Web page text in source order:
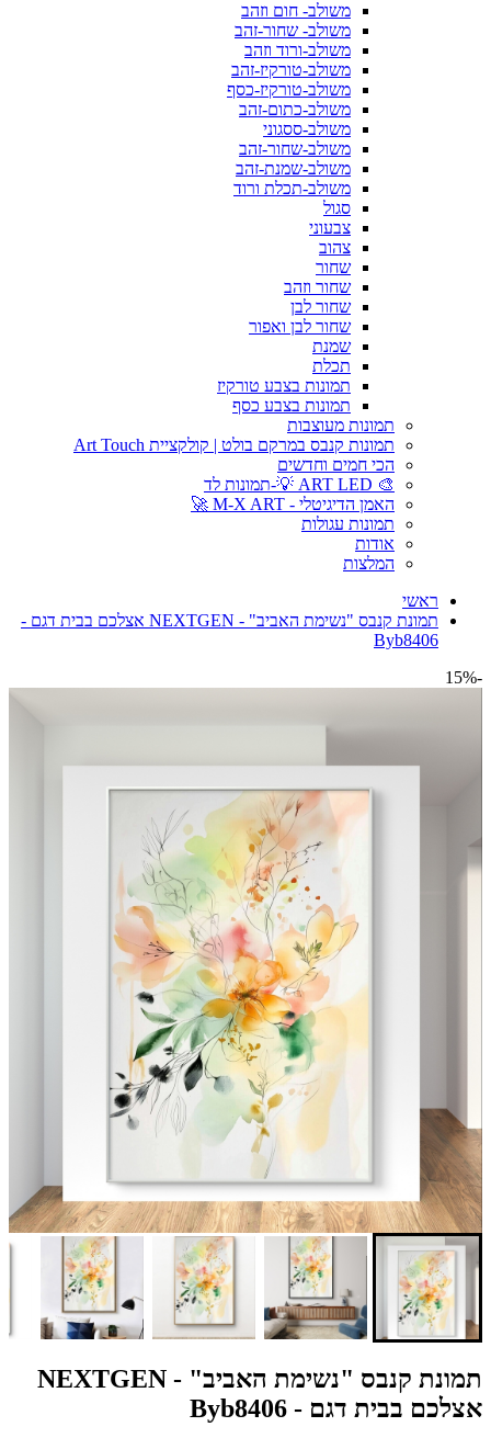
משולב- חום וזהב
משולב- שחור-זהב
משולב-ורוד וזהב
משולב-טורקיז-זהב
משולב-טורקיז-כסף
משולב-כתום-זהב
משולב-ססגוני
משולב-שחור-זהב
משולב-שמנת-זהב
משולב-תכלת ורוד
סגול
צבעוני
צהוב
שחור
שחור וזהב
שחור לבן
שחור לבן ואפור
שמנת
תכלת
תמונות בצבע טורקיז
תמונות בצבע כסף
תמונות מעוצבות
תמונות קנבס במרקם בולט | קולקציית Art Touch
הכי חמים וחדשים
🎨 ART LED 💡-תמונות לד
האמן הדיגיטלי - M-X ART 🚀
תמונות עגולות
אודות
המלצות
ראשי
תמונת קנבס "נשימת האביב" - NEXTGEN אצלכם בבית דגם -
Byb8406
-15%
תמונת קנבס "נשימת האביב" - NEXTGEN
אצלכם בבית דגם - Byb8406